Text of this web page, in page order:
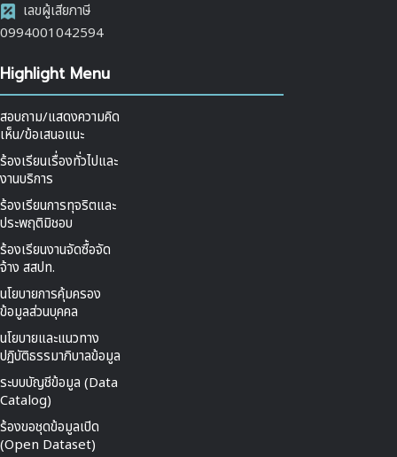
เลขผู้เสียภาษี
0994001042594
Highlight Menu
สอบถาม/แสดงความคิด
เห็น/ข้อเสนอแนะ
ร้องเรียนเรื่องทั่วไปและ
งานบริการ
ร้องเรียนการทุจริตและ
ประพฤติมิชอบ
ร้องเรียนงานจัดซื้อจัด
จ้าง สสปท.
นโยบายการคุ้มครอง
ข้อมูลส่วนบุคคล
นโยบายและแนวทาง
ปฏิบัติธรรมาภิบาลข้อมูล
ระบบบัญชีข้อมูล (Data
Catalog)
ร้องขอชุดข้อมูลเปิด
(Open Dataset)